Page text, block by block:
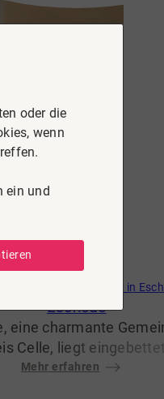
und ein
Die
und Ruhesuchende.
kaufen & verkaufen in
Eschede
eine charmante
Celle, liegt eingebettet
Landschaft
Mehr erfahren
oder die
wenn
ein und